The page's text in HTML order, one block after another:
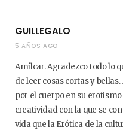
GUILLEGALO
5 AÑOS AGO
Amílcar. Agradezco todo lo
de leer cosas cortas y
por el cuerpo en su
creatividad con la que se
vida que la Erótica de la